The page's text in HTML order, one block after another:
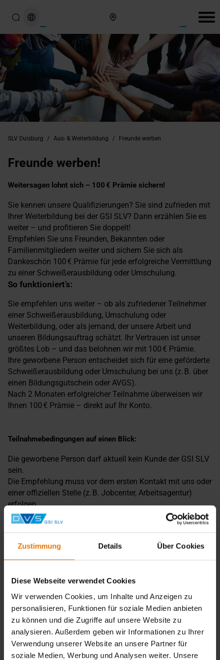
Zustimmung Details Über Cookies
Diese Webseite verwendet Cookies
Wir verwenden Cookies, um Inhalte und Anzeigen zu
personalisieren, Funktionen für soziale Medien anbieten
zu können und die Zugriffe auf unsere Website zu
analysieren. Außerdem geben wir Informationen zu Ihrer
Verwendung unserer Website an unsere Partner für
soziale Medien, Werbung und Analysen weiter. Unsere
SLV Duisburg / Aus- & Weiterbildung / Freunde werben
Freunde werben!
Weitersagen lohnt sich – 100 € Prämie sichern!
Sie kennen unsere Qualifizierungen? Sie sind zufrieden mit
Ihrer Weiterbildung bei der GSI SLV? Dann erzählen Sie es
weiter – und profitieren Sie doppelt!
Empfehlen Sie uns Freunden, Bekannten oder
Familienmitgliedern weiter und sichern Sie sich als
Dankeschön 100 € Prämie für jede erfolgreiche Vermittlung
zu einer Schweißerausbildung oder Umschulung.
So funktioniert’s:
Sie empfehlen uns weiter – ob als zufriedener Teilnehmer
einer Schweißerausbildung, Umschulung oder
Weiterbildung, oder als jemand, der unsere Arbeit und
unseren Bildungsauftrag schätzt. Ihr Vertrauen ist unser
größtes Lob – und das belohnen wir mit 100 € Prämie.
Ihre geworbene Person entscheidet sich für eine geförderte
Schweißerausbildung oder Umschulung bei uns (z. B. über
einen Bildungsgutschein oder AVGS).
Nach 2 Monaten erfolgreicher Teilnahme überweisen wir
Ihnen 100 € Prämie – direkt auf Ihr Konto.
Teilnahmebedingungen auf einen Blick:
Die geworbene Person darf aktuell kein Kunde der GSI SLV
sein.
Die Empfehlung muss vor dem ersten Kontakt mit uns oder
einer offiziellen Stelle (z. B. Jobcenter, Arbeitsagentur)
erfolgen.
Der geworbene Kunde muss die Zugangsvoraussetzungen
erfüllen und von einem Bildungsgutschein (BGS) oder
werden.
Die Auszahlung erfolgt nach mindestens 2 Monaten
oder Umschulung (kürzere Kurse sind ausgeschlossen).
Die Prämie wird bargeldlos auf Ihr Konto überwiesen.
Dasoffizielle Formularmuss benutzt werden.
Jetzt Freunde begeistern – und gemeinsam beruflich
durchstarten!